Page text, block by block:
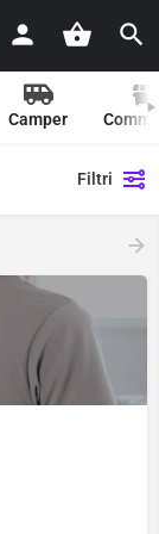
Camper
Filtri